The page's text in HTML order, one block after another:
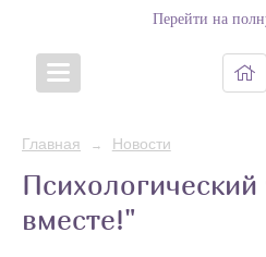
Перейти на
Главная → Новости
вместе!"